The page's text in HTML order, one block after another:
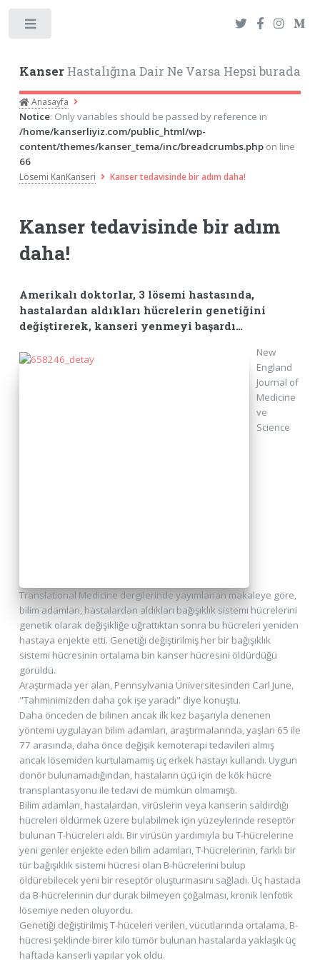
KanserHastalığına Dair Ne Varsa Hepsi burada
Anasayfa
Notice: Only variables should be passed by reference in
/home/kanserliyiz.com/public_html/wp-
content/themes/kanser_tema/inc/breadcrumbs.phpon line
66
Lösemi KanKanseri Kanser tedavisinde bir adım daha!
Kanser tedavisinde bir adım
daha!
Amerikalı doktorlar, 3 lösemi hastasında,
hastalardan aldıkları hücrelerin genetiğini
değiştirerek, kanseri yenmeyi başardı…
New
England
Journal of
Medicine
ve
Science
Translational Medicine dergilerinde yayımlanan makaleye göre,
bilim adamları, hastalardan aldıkları bağışıklık sistemi hücrelerini
genetik olarak değişikliğe uğrattıktan sonra bu hücreleri yeniden
hastaya enjekte etti. Genetiği değiştirilmiş her bir bağışıklık
sistemi hücresinin ortalama bin kanser hücresini öldürdüğü
görüldü.
Araştırmada yer alan, Pennsylvania Üniversitesinden Carl June,
"Tahminimizden daha çok işe yaradı" diye konuştu.
Daha önceden de bilinen ancak ilk kez başarıyla denenen
yöntemi uygulayan bilim adamları, araştırmalarında, yaşları 65 ile
77 arasında, daha önce değişik kemoterapi tedavileri almış
ancak lösemiden kurtulamamış üç erkek hastayı kullandı. Uygun
donör bulunamadığından, hastaların üçü için de kök hücre
transplantasyonu ile tedavi de mümkün olmamıştı.
Bilim adamları, hastalardan, virüslerin veya kanserin saldırdığı
hücreleri öldürmek üzere bulabilmek için yüzeylerinde reseptör
bulunan T-hücreleri aldı. Bir virüsün yardımıyla bu T-hücrelerine
yeni genler enjekte eden bilim adamları, T-hücrelerinin, farklı bir
tür bağışıklık sistemi hücresi olan B-hücrelerini bulup
öldürebilecek yeni bir reseptör oluşturmasını sağladı. Üç hastada
da B-hücrelerinin dur durak bilmeyen çoğalması, kronik lenfotik
lösemiye neden oluyordu.
Genetiği değiştirilmiş T-hüceleri verilen, vücutlarında ortalama, B-
hücresi şeklinde birer kilo tümör bulunan hastalarda yaklaşık üç
haftada kanserli yapılar yok oldu.